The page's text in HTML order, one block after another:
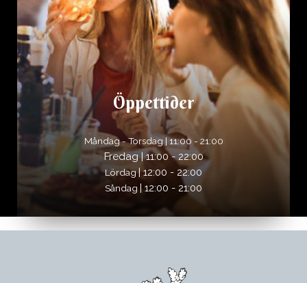
Öppettider
Måndag - Torsdag | 11:00 - 21:00
Fredag | 11:00 - 22:00
Lördag| 12:00 - 22:00
Såndag | 12:00 - 21:00